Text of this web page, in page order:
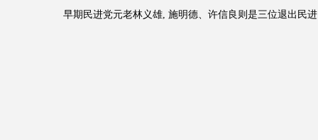
早期民进党元老林义雄, 施明德、许信良则是三位退出民